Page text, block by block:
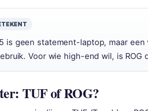
is geen statement-laptop, maar
Voor wie high-end wil, is ROG
TUF of ROG?